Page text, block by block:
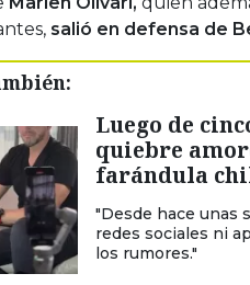
salió en defensa de
Luego de
quiebre
farándula
"Desde hace unas
redes sociales ni
los rumores."